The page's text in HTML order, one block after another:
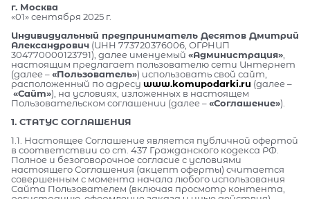
г. Москва
«01» сентября 2025 г.
Индивидуальный предприниматель Десятов Дмитрий
Александрович (ИНН 773720376006, ОГРНИП
304770000123791), далее именуемый «Администрация»
настоящим предлагает пользователю сети Интернет
(далее –«Пользователь») использовать свой сайт,
расположенный по адресу www.komupodarki.ru (далее –
«Сайт»), на условиях, изложенных в настоящем
Пользовательском соглашении (далее –«Соглашение»).
1. СТАТУС СОГЛАШЕНИЯ
1.1. Настоящее Соглашение является публичной офертой
в соответствии со ст. 437 Гражданского кодекса РФ.
Полное и безоговорочное согласие с условиями
настоящего Соглашения (акцепт оферты) считается
совершенным с момента начала любого использования
Сайта Пользователем (включая просмотр контента,